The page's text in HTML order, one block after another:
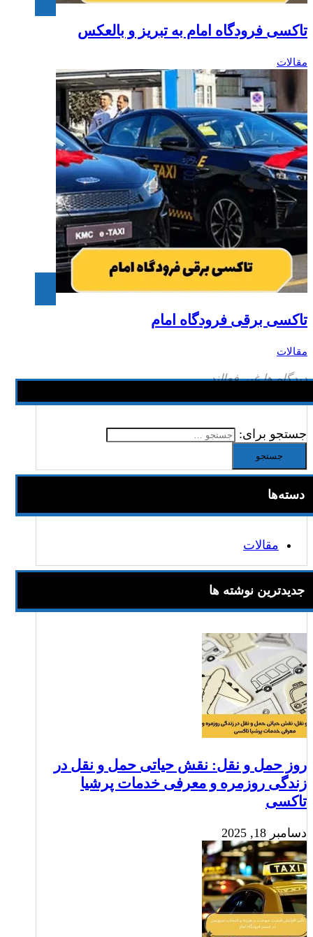
تاکسی فرودگاه امام به تبریز و بالعکس
مقالات
تاکسی برقی فرودگاه امام
مقالات
دیدگاه ها غیر فعالند
جستجو برای:
دسته‌ها
مقالات
جدیدترین نوشته ها
روز حمل و نقل: نقش حیاتی حمل و نقل در
زندگی روزمره و معرفی خدمات پرشیا
تاکسی
دسامبر 18, 2025